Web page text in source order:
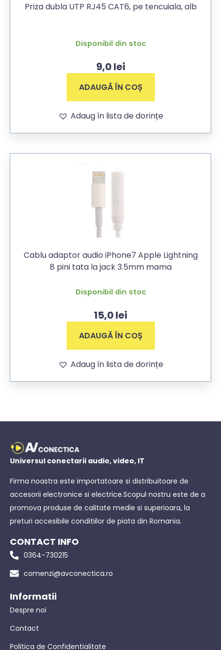
Priza dubla UTP RJ45 CAT6, pe tencuiala, alb
Disponibil din stoc
9,0lei
ADAUGĂ ÎN COȘ
Adaug în lista de dorințe
Cablu adaptor audio iPhone7 Apple Lightning
8 pini tata la jack 3.5mm mama
Disponibil din stoc
15,0lei
ADAUGĂ ÎN COȘ
Adaug în lista de dorințe
Universul conectarii audio, video, IT
Firma noastra este importatoare si distribuitoare de
accesorii electronice si electrice.Scopul nostru este de a
promova produse de calitate medie si superioara, la
preturi accesibile conditiilor de piata din Romania.
CONTACT INFO
0364-730215
comenzi@avconectica.ro
Informatii
Despre noi
Contact
Politica de Confidentialitate